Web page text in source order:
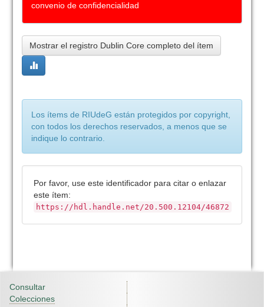
convenio de confidencialidad
Mostrar el registro Dublin Core completo del ítem
Los ítems de RIUdeG están protegidos por copyright,
con todos los derechos reservados, a menos que se
indique lo contrario.
Por favor, use este identificador para citar o enlazar
este ítem:
https://hdl.handle.net/20.500.12104/46872
Consultar
Colecciones